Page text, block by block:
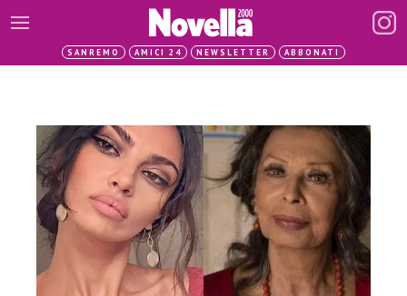
SANREMO AMICI 24 NEWSLETTER ABBONATI